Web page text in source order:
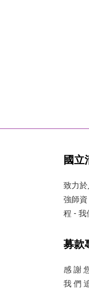
國立
致力
強師
程 - 我
募款
感 謝
我 們